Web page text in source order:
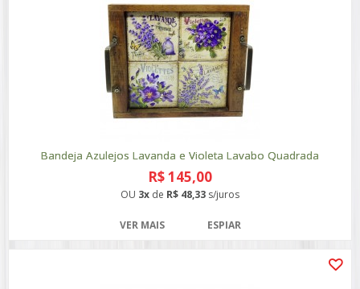
Bandeja Azulejos Lavanda e Violeta Lavabo Quadrada
R$ 145,00
OU 3x de R$ 48,33 s/juros
VER MAIS ESPIAR